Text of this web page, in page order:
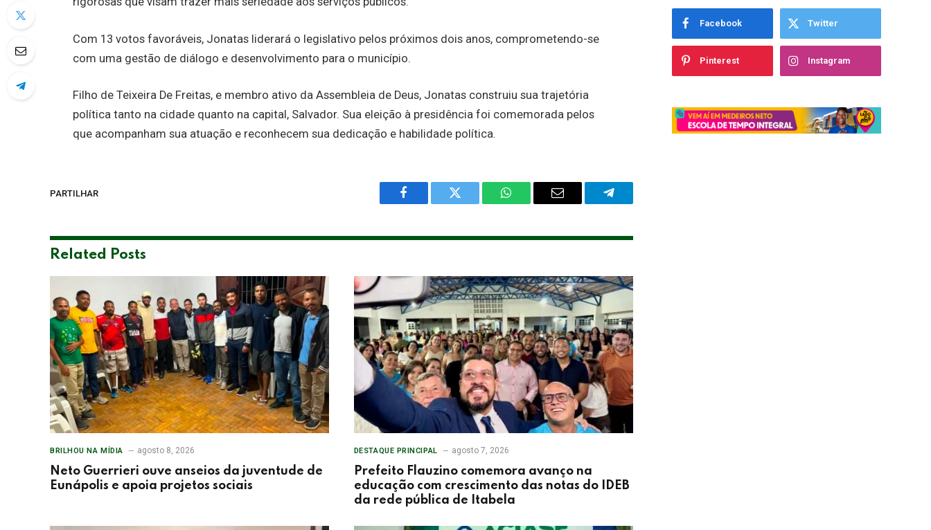
Com 13 votos favoráveis, Jonatas liderará o legislativo pelos próximos dois anos, comprometendo-se
com uma gestão de diálogo e desenvolvimento para o município.
Filho de Teixeira De Freitas, e membro ativo da Assembleia de Deus, Jonatas construiu sua trajetória
política tanto na cidade quanto na capital, Salvador. Sua eleição à presidência foi comemorada pelos
que acompanham sua atuação e reconhecem sua dedicação e habilidade política.
PARTILHAR
Facebook Twitter WhatsAppEmail Telegram
Related Posts
BRILHOU NA MÍDIA agosto 8, 2026
Neto Guerrieri ouve anseios da juventude de
Eunápolis e apoia projetos sociais
DESTAQUE PRINCIPAL agosto 7, 2026
Prefeito Flauzino comemora avanço na
educação com crescimento das notas do IDEB
da rede pública de Itabela
Facebook Twitter
Pinterest Instagram